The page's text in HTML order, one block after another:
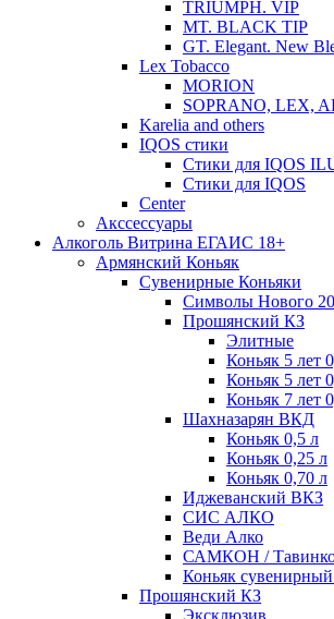
TRIUMPH. VIP
MT. BLACK TIP
GT. Elegant. New
Lex Tobacco
MORION
SOPRANO, LEX,
Karelia and others
IQOS стики
Стики для IQOS
Стики для IQOS
Сenter
Акссессуары
Алкоголь Витрина ЕГАИС 18+
Армянский Коньяк
Сувенирные Коньяки
Символы Нового
Прошянский КЗ
Элитные
Коньяк 5 лет
Коньяк 5 лет
Коньяк 7 лет
Шахназарян ВКД
Коньяк 0,5 л
Коньяк 0,25 л
Коньяк 0,70 л
Иджеванский ВКЗ
СИС АЛКО
Веди Алко
САМКОН /
Коньяк
Прошянский КЗ
Эксклюзив